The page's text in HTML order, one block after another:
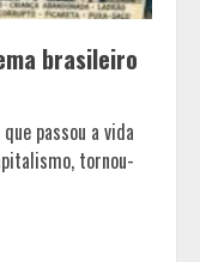
brasileiro
passou a vida
tornou-